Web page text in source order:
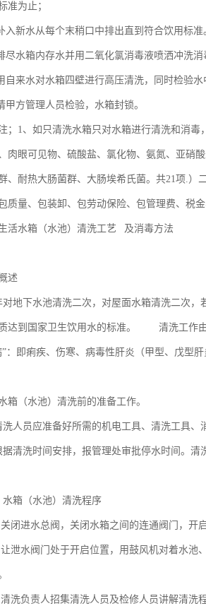
准为止；
入新水从每个末稍口中排出直到符合饮用标准
尽水箱内存水并用二氧化氯消毒液喷洒冲洗消
自来水对水箱四壁进行高压清洗，同时检验
甲方管理人员检验，水箱封锁。
注；1、如只清洗水箱只对水箱进行清洗和消
肉眼可见物、硫酸盐、氯化物、氨氮、亚硝
、耐热大肠菌群、大肠埃希氏菌。共21项.
质量、包装卸、包劳动保险、包管理费、税
活水箱（水池）清洗工艺 及消毒方法
概述
对地下水池清洗二次，对屋面水箱清洗二次，
达到国家卫生饮用水的标准。 清洗工作由
”：即痢疾、伤寒、病毒性肝炎（甲型、戊型
箱（水池）清洗前的准备工作。
洗人员应准备好所需的机电工具、清洗工具、
据清洗时间安排，报管理处审批停水时间。清
水箱（水池）清洗程序
闭进水总阀，关闭水箱之间的连通阀门，开
泄水阀门处于开启位置，用鼓风机对着水池
洗负责人招集清洗人员及检修人员讲解清洗